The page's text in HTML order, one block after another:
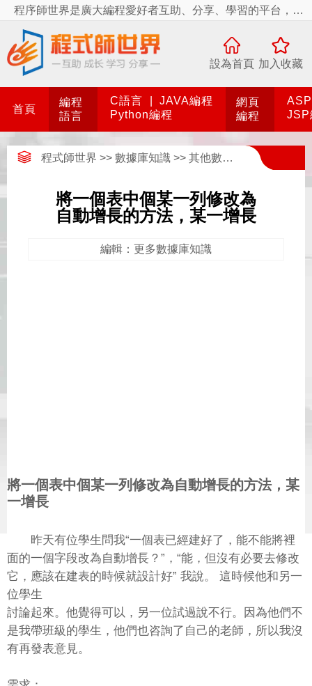
程序師世界是廣大編程愛好者互助、分享、學習的平台，程序師世界有你更精彩！
設為首頁 加入收藏
首頁
編程
語言
C語言
JAVA編程
Python編程
網頁
編程
JSP
程式師世界 >> 數據庫知識 >> 其他數據庫知識
將一個表中個某一列修改為
自動增長的方法，某一增長
編輯：更多數據庫知識
將一個表中個某一列修改為自動增長的方法，某
一增長
昨天有位學生問我“一個表已經建好了，能不能將裡
面的一個字段改為自動增長？”，“能，但沒有必要去修改
它，應該在建表的時候就設計好” 我說。 這時候他和另一
位學生
討論起來。他覺得可以，另一位試過說不行。因為他們不
是我帶班級的學生，他們也咨詢了自己的老師，所以我沒
有再發表意見。